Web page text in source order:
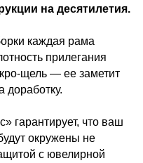
на десятилетия.
каждая рама
прилегания
щель — ее заметит
доработку.
гарантирует, что ваш
окружены не
с ювелирной